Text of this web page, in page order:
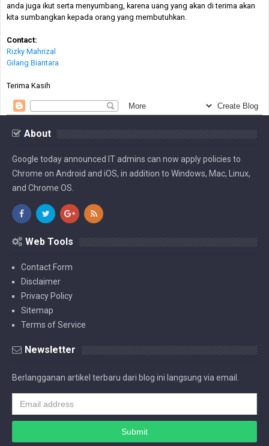
anda juga ikut serta menyumbang, karena uang yang akan di terima akan
kita sumbangkan kepada orang yang membutuhkan.
Contact:
Rizky Mahrizal
Gilang Biantara
Terima Kasih
About
Google today announced IT admins can now apply policies to
Chrome on Android and iOS, in addition to Windows, Mac, Linux,
and Chrome OS.
Web Tools
Contact Form
Disclaimer
Privacy Policy
Sitemap
Terms of Service
Newsletter
Berlangganan artikel terbaru dari blog ini langsung via email.